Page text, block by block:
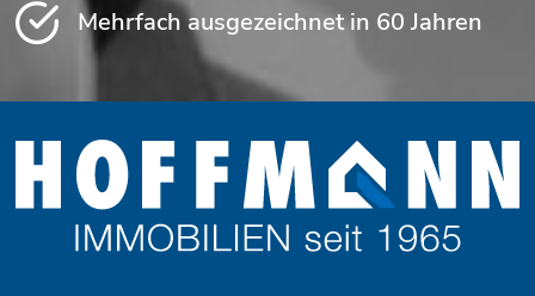
Mehrfach ausgezeichnet in 60 Jahren